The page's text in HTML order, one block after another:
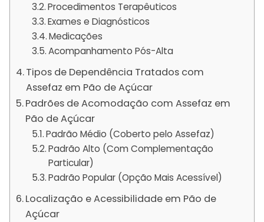
Procedimentos Terapêuticos
Exames e Diagnósticos
Medicações
Acompanhamento Pós-Alta
Tipos de Dependência Tratados com
Assefaz em Pão de Açúcar
Padrões de Acomodação com Assefaz em
Pão de Açúcar
Padrão Médio (Coberto pelo Assefaz)
Padrão Alto (Com Complementação
Particular)
Padrão Popular (Opção Mais Acessível)
Localização e Acessibilidade em Pão de
Açúcar